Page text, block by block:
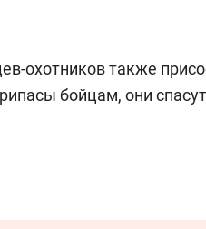
охотников также
бойцам, они